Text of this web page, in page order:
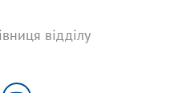
відділу